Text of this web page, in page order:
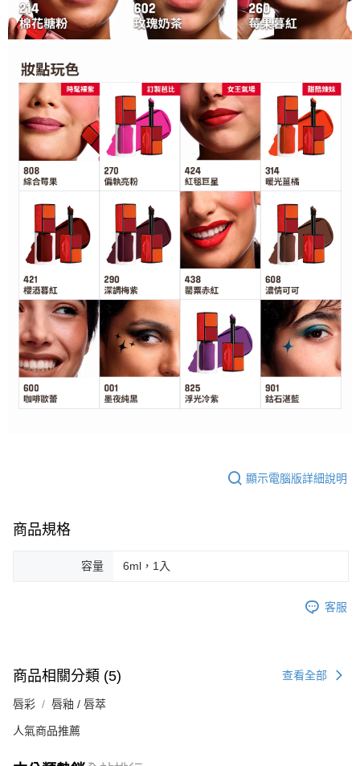
顯示電腦版詳細說明
商品規格
容量 6ml，1入
客服
商品相關分類 (5) 查看全部
唇彩 唇釉 / 唇萃
人氣商品推薦